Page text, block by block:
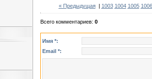
« Предыдущая| 1003 1004 1005 1006
Всего комментариев: 0
Имя *:
Email *: